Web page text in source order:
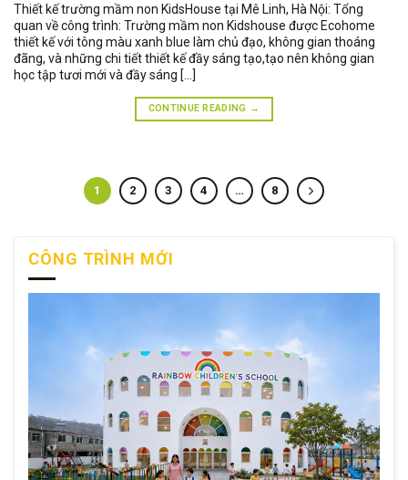
Thiết kế trường mầm non KidsHouse tại Mê Linh, Hà Nội: Tổng
quan về công trình: Trường mầm non Kidshouse được Ecohome
thiết kế với tông màu xanh blue làm chủ đạo, không gian thoáng
đãng, và những chi tiết thiết kế đầy sáng tạo,tạo nên không gian
học tập tươi mới và đầy sáng […]
CONTINUE READING →
1 2 3 4 … 8
CÔNG TRÌNH MỚI